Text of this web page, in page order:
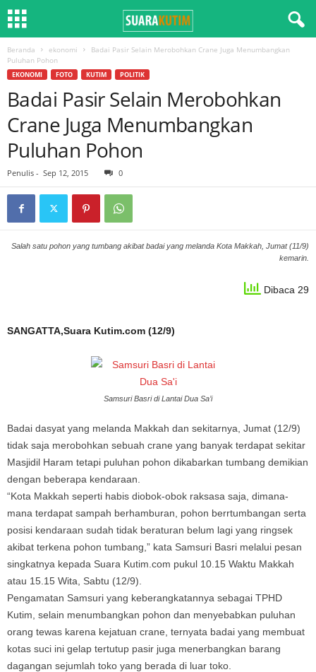
Beranda ekonomi
Badai Pasir Selain Merobohkan Crane Juga Menumbangkan
Puluhan Pohon
EKONOMI FOTO KUTIM POLITIK
Badai Pasir Selain Merobohkan
Crane Juga Menumbangkan
Puluhan Pohon
Penulis - Sep 12, 2015 0
Salah satu pohon yang tumbang akibat badai yang melanda Kota Makkah, Jumat (11/9)
kemarin.
Dibaca 29
SANGATTA,Suara Kutim.com (12/9)
Samsuri Basri di Lantai Dua Sa’i
Badai dasyat yang melanda Makkah dan sekitarnya, Jumat (12/9)
tidak saja merobohkan sebuah crane yang banyak terdapat sekitar
Masjidil Haram tetapi puluhan pohon dikabarkan tumbang demikian
dengan beberapa kendaraan.
“Kota Makkah seperti habis diobok-obok raksasa saja, dimana-
mana terdapat sampah berhamburan, pohon berrtumbangan serta
posisi kendaraan sudah tidak beraturan belum lagi yang ringsek
akibat terkena pohon tumbang,” kata Samsuri Basri melalui pesan
singkatnya kepada Suara Kutim.com pukul 10.15 Waktu Makkah
atau 15.15 Wita, Sabtu (12/9).
Pengamatan Samsuri yang keberangkatannya sebagai TPHD
Kutim, selain menumbangkan pohon dan menyebabkan puluhan
orang tewas karena kejatuan crane, ternyata badai yang membuat
kotas suci ini gelap tertutup pasir juga menerbangkan barang
dagangan sejumlah toko yang berada di luar toko.